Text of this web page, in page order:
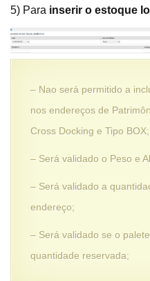
5) Para inserir o estoque
– Nao será permitido a
nos endereços de
Cross Docking e Tipo BOX;
– Será validado o Peso e
– Será validado a
endereço;
– Será validado se o
quantidade reservada;